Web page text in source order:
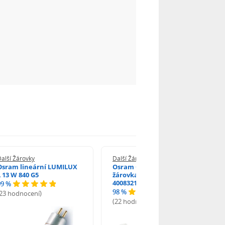
Žárovky
lineární LUMILUX
13 W 840 G5
%
hodnocení)
Další Žárovky
Osram Oven 25 W 230 V G9
žárovka do trouby
4008321703552
98 %
(22 hodnocení)